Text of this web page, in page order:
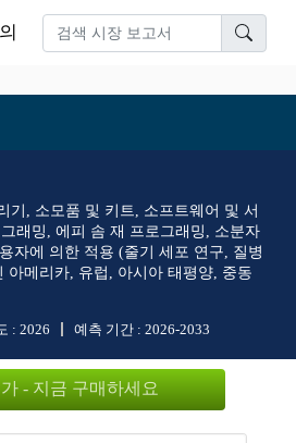
, 소모품 및 키트, 소프트웨어 및 서
래밍, 에피 솜 재 프로그래밍, 소분자
자에 의한 적용 (줄기 세포 연구, 질병
메리카, 유럽, 아시아 태평양, 중동
: 2026 예측 기간 : 2026-2033
- 지금 구매하세요